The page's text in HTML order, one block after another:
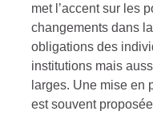
met l’accent sur les
changements dans
obligations des
institutions mais
larges. Une mise en
est souvent